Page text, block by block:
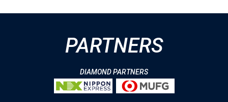
PARTNERS
DIAMOND PARTNERS